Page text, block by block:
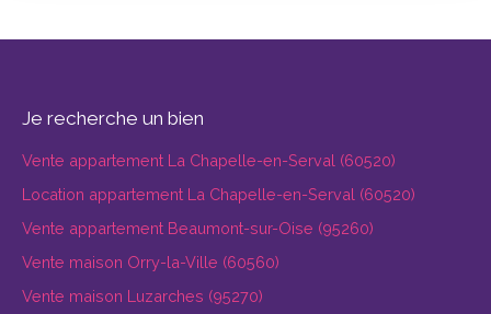
Je recherche un bien
Vente appartement La Chapelle-en-Serval (60520)
Location appartement La Chapelle-en-Serval (60520)
Vente appartement Beaumont-sur-Oise (95260)
Vente maison Orry-la-Ville (60560)
Vente maison Luzarches (95270)